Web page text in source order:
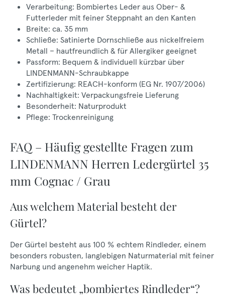
Verarbeitung: Bombiertes Leder aus Ober- &
Futterleder mit feiner Steppnaht an den Kanten
Breite: ca. 35 mm
Schließe: Satinierte Dornschließe aus nickelfreiem
Metall – hautfreundlich & für Allergiker geeignet
Passform: Bequem & individuell kürzbar über
LINDENMANN-Schraubkappe
Zertifizierung: REACH-konform (EG Nr. 1907/2006)
Nachhaltigkeit: Verpackungsfreie Lieferung
Besonderheit: Naturprodukt
Pflege: Trockenreinigung
FAQ – Häufig gestellte Fragen zum
LINDENMANN Herren Ledergürtel 35
mm Cognac / Grau
Aus welchem Material besteht der
Gürtel?
Der Gürtel besteht aus 100 % echtem Rindleder, einem
besonders robusten, langlebigen Naturmaterial mit feiner
Narbung und angenehm weicher Haptik.
Was bedeutet „bombiertes Rindleder“?